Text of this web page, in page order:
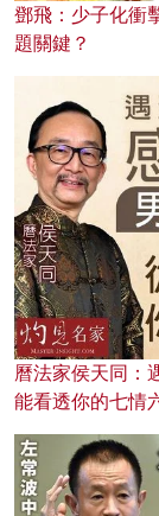
鄧飛：少子化衝
題關鍵？
曆法家侯天同：
能看透你的七情